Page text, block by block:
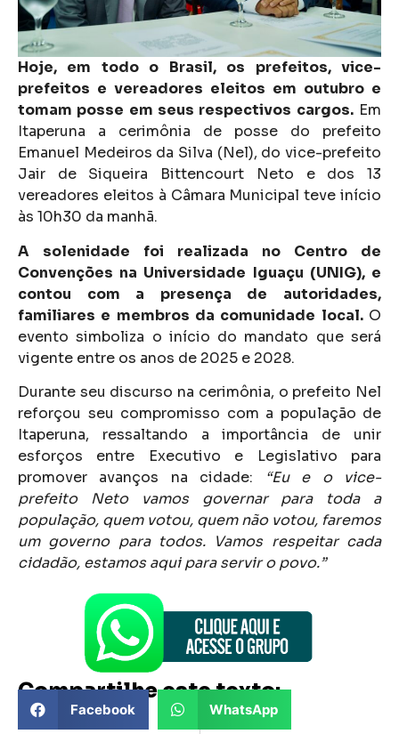
Hoje, em todo o Brasil, os prefeitos, vice-
prefeitos e vereadores eleitos em outubro e
tomam posse em seus respectivos cargos.Em
Itaperuna a cerimônia de posse do prefeito
Emanuel Medeiros da Silva (Nel), do vice-prefeito
Jair de Siqueira Bittencourt Neto e dos 13
vereadores eleitos à Câmara Municipal teve início
às 10h30 da manhã.
A solenidade foi realizada no Centro de
Convenções na Universidade Iguaçu (UNIG), e
contou com a presença de autoridades,
familiares e membros da comunidade local. O
evento simboliza o início do mandato que será
vigente entre os anos de 2025 e 2028.
Durante seu discurso na cerimônia, o prefeito Nel
reforçou seu compromisso com a população de
Itaperuna, ressaltando a importância de unir
esforços entre Executivo e Legislativo para
promover avanços na cidade:
“Eu e o vice-
prefeito Neto vamos governar para toda a
população, quem votou, quem não votou, faremos
um governo para todos. Vamos respeitar cada
cidadão, estamos aqui para servir o povo.”
Compartilhe este texto:
Facebook WhatsApp